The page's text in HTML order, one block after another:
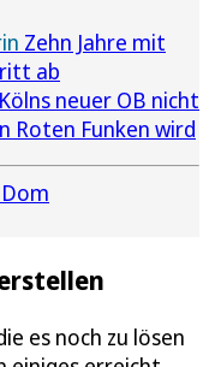
Zehn Jahre mit
ab
neuer OB nicht
Roten Funken wird
es noch zu lösen